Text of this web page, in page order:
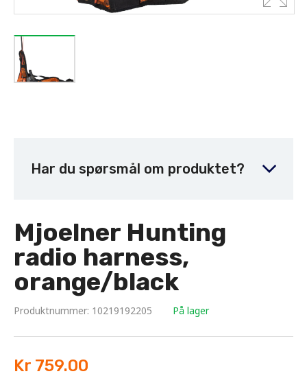
Har du spørsmål om produktet?
Mjoelner Hunting
radio harness,
orange/black
Produktnummer: 10219192205 På lager
Kr 759.00